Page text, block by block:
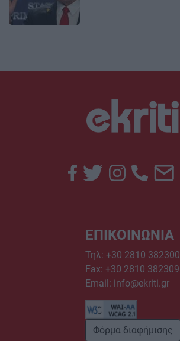
ΕΠΙΚΟΙΝΩΝΙΑ
Τηλ: +30 2810 382300
Fax: +30 2810 382309
Email: info@ekriti.gr
Φόρμα διαφήμισης